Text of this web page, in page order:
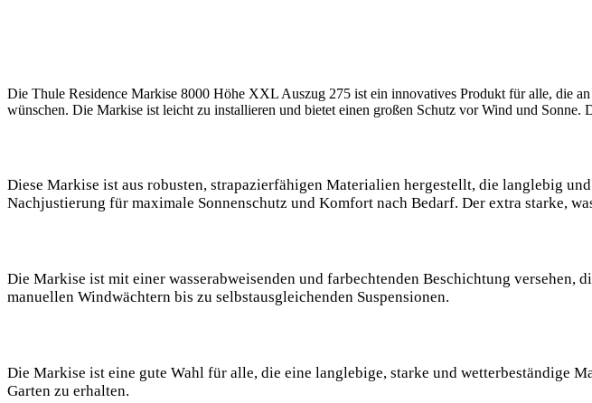
Die Thule Residence Markise 8000 Höhe XXL Auszug 275 ist ein innovatives Produkt für alle, die
wünschen. Die Markise ist leicht zu installieren und bietet einen großen Schutz vor Wind und
Diese Markise ist aus robusten, strapazierfähigen Materialien hergestellt, die langlebig
Nachjustierung für maximale Sonnenschutz und Komfort nach Bedarf. Der extra starke,
Die Markise ist mit einer wasserabweisenden und farbechtenden Beschichtung
manuellen Windwächtern bis zu selbstausgleichenden Suspensionen.
Die Markise ist eine gute Wahl für alle, die eine langlebige, starke und wetterbeständige
Garten zu erhalten.